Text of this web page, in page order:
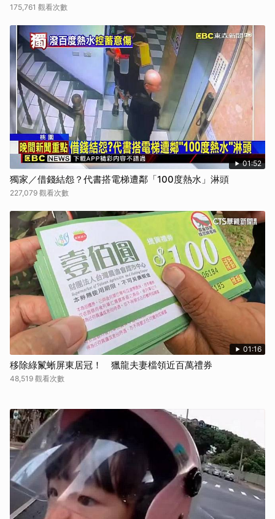
175,761 觀看次數
01:52
獨家／借錢結怨？代書搭電梯遭鄰「100度熱水」淋頭
227,079 觀看次數
01:16
移除綠鬣蜥屏東居冠！ 獵龍夫妻檔領近百萬禮券
48,519 觀看次數